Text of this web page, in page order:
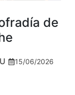
de
15/06/2026